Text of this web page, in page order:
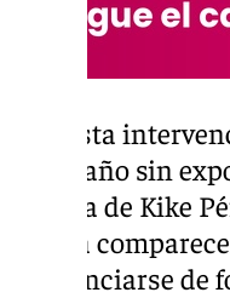
Con esta
de un año sin
llegada de Kike
última
pronunciarse de